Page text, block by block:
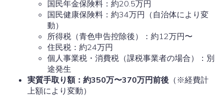
国民年金保険料：約20.5万円
国民健康保険料：約34万円（自治体により変
動）
所得税（青色申告控除後）：約12万円〜
住民税：約24万円
個人事業税・消費税（課税事業者の場合）：別
途発生
実質手取り額：約350万〜370万円前後 （※経費計
上額により変動）